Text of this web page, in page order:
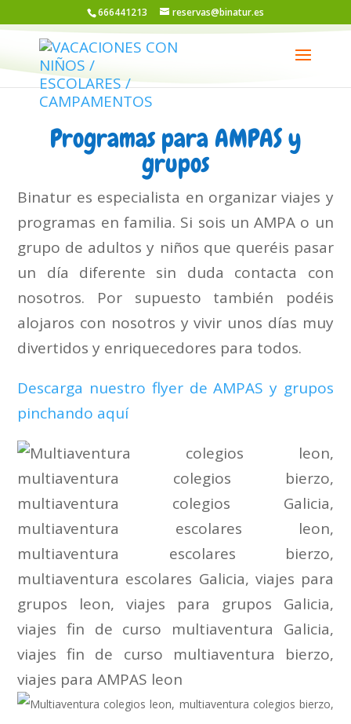
666441213 reservas@binatur.es
Programas para AMPAS y
grupos
Binatur es especialista en organizar viajes y
programas en familia. Si sois un AMPA o un
grupo de adultos y niños que queréis pasar
un día diferente sin duda contacta con
nosotros. Por supuesto también podéis
alojaros con nosotros y vivir unos días muy
divertidos y enriquecedores para todos.
Descarga nuestro flyer de AMPAS y grupos
pinchando aquí